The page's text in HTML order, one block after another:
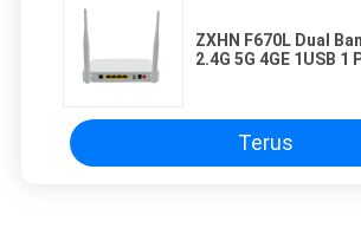
ZXHN F670L Dual
2.4G 5G 4GE 1USB 1
Terus